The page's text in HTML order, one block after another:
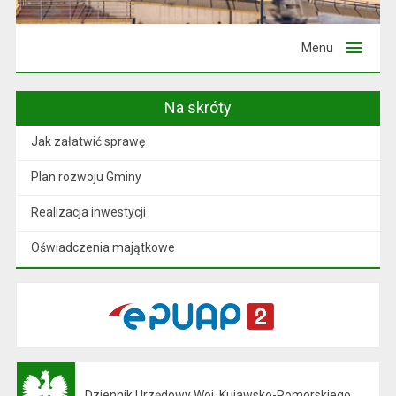
Menu
Na skróty
Jak załatwić sprawę
Plan rozwoju Gminy
Realizacja inwestycji
Oświadczenia majątkowe